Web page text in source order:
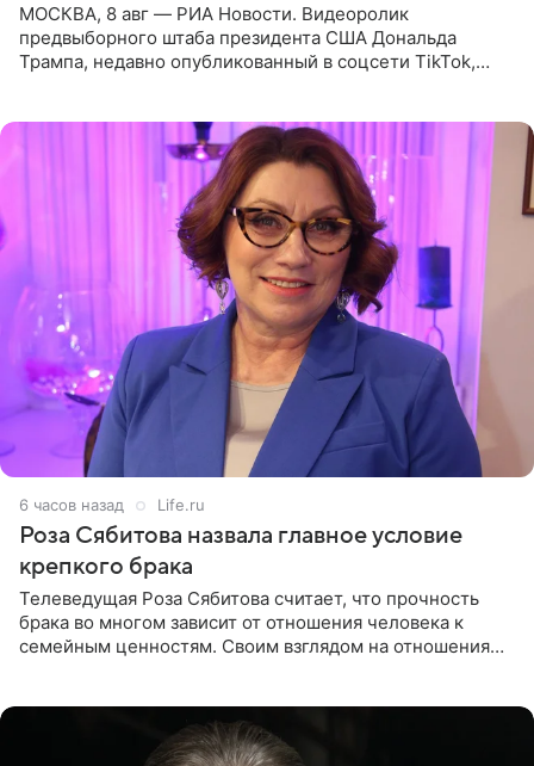
МОСКВА, 8 авг — РИА Новости. Видеоролик
предвыборного штаба президента США Дональда
Трампа, недавно опубликованный в соцсети TikTok,
6 часов назад Life.ru
Роза Сябитова назвала главное условие
крепкого брака
Телеведущая Роза Сябитова считает, что прочность
брака во многом зависит от отношения человека к
семейным ценностям. Своим взглядом на отношения